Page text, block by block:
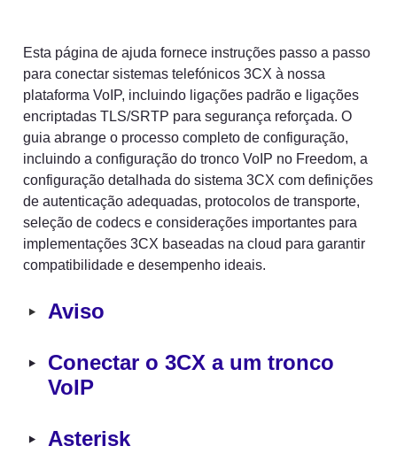
Esta página de ajuda fornece instruções passo a passo
para conectar sistemas telefónicos 3CX à nossa
plataforma VoIP, incluindo ligações padrão e ligações
encriptadas TLS/SRTP para segurança reforçada. O
guia abrange o processo completo de configuração,
incluindo a configuração do tronco VoIP no Freedom, a
configuração detalhada do sistema 3CX com definições
de autenticação adequadas, protocolos de transporte,
seleção de codecs e considerações importantes para
implementações 3CX baseadas na cloud para garantir
compatibilidade e desempenho ideais.
‣ Aviso
‣ Conectar o 3CX a um tronco
VoIP
‣ Asterisk